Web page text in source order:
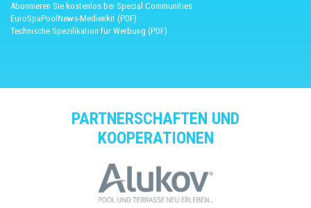
Abonnieren Sie kostenlos bei Special Communities
EuroSpaPoolNews-Medienkit (PDF)
Technische Spezifikation für Werbung (PDF)
PARTNERSCHAFTEN UND
KOOPERATIONEN